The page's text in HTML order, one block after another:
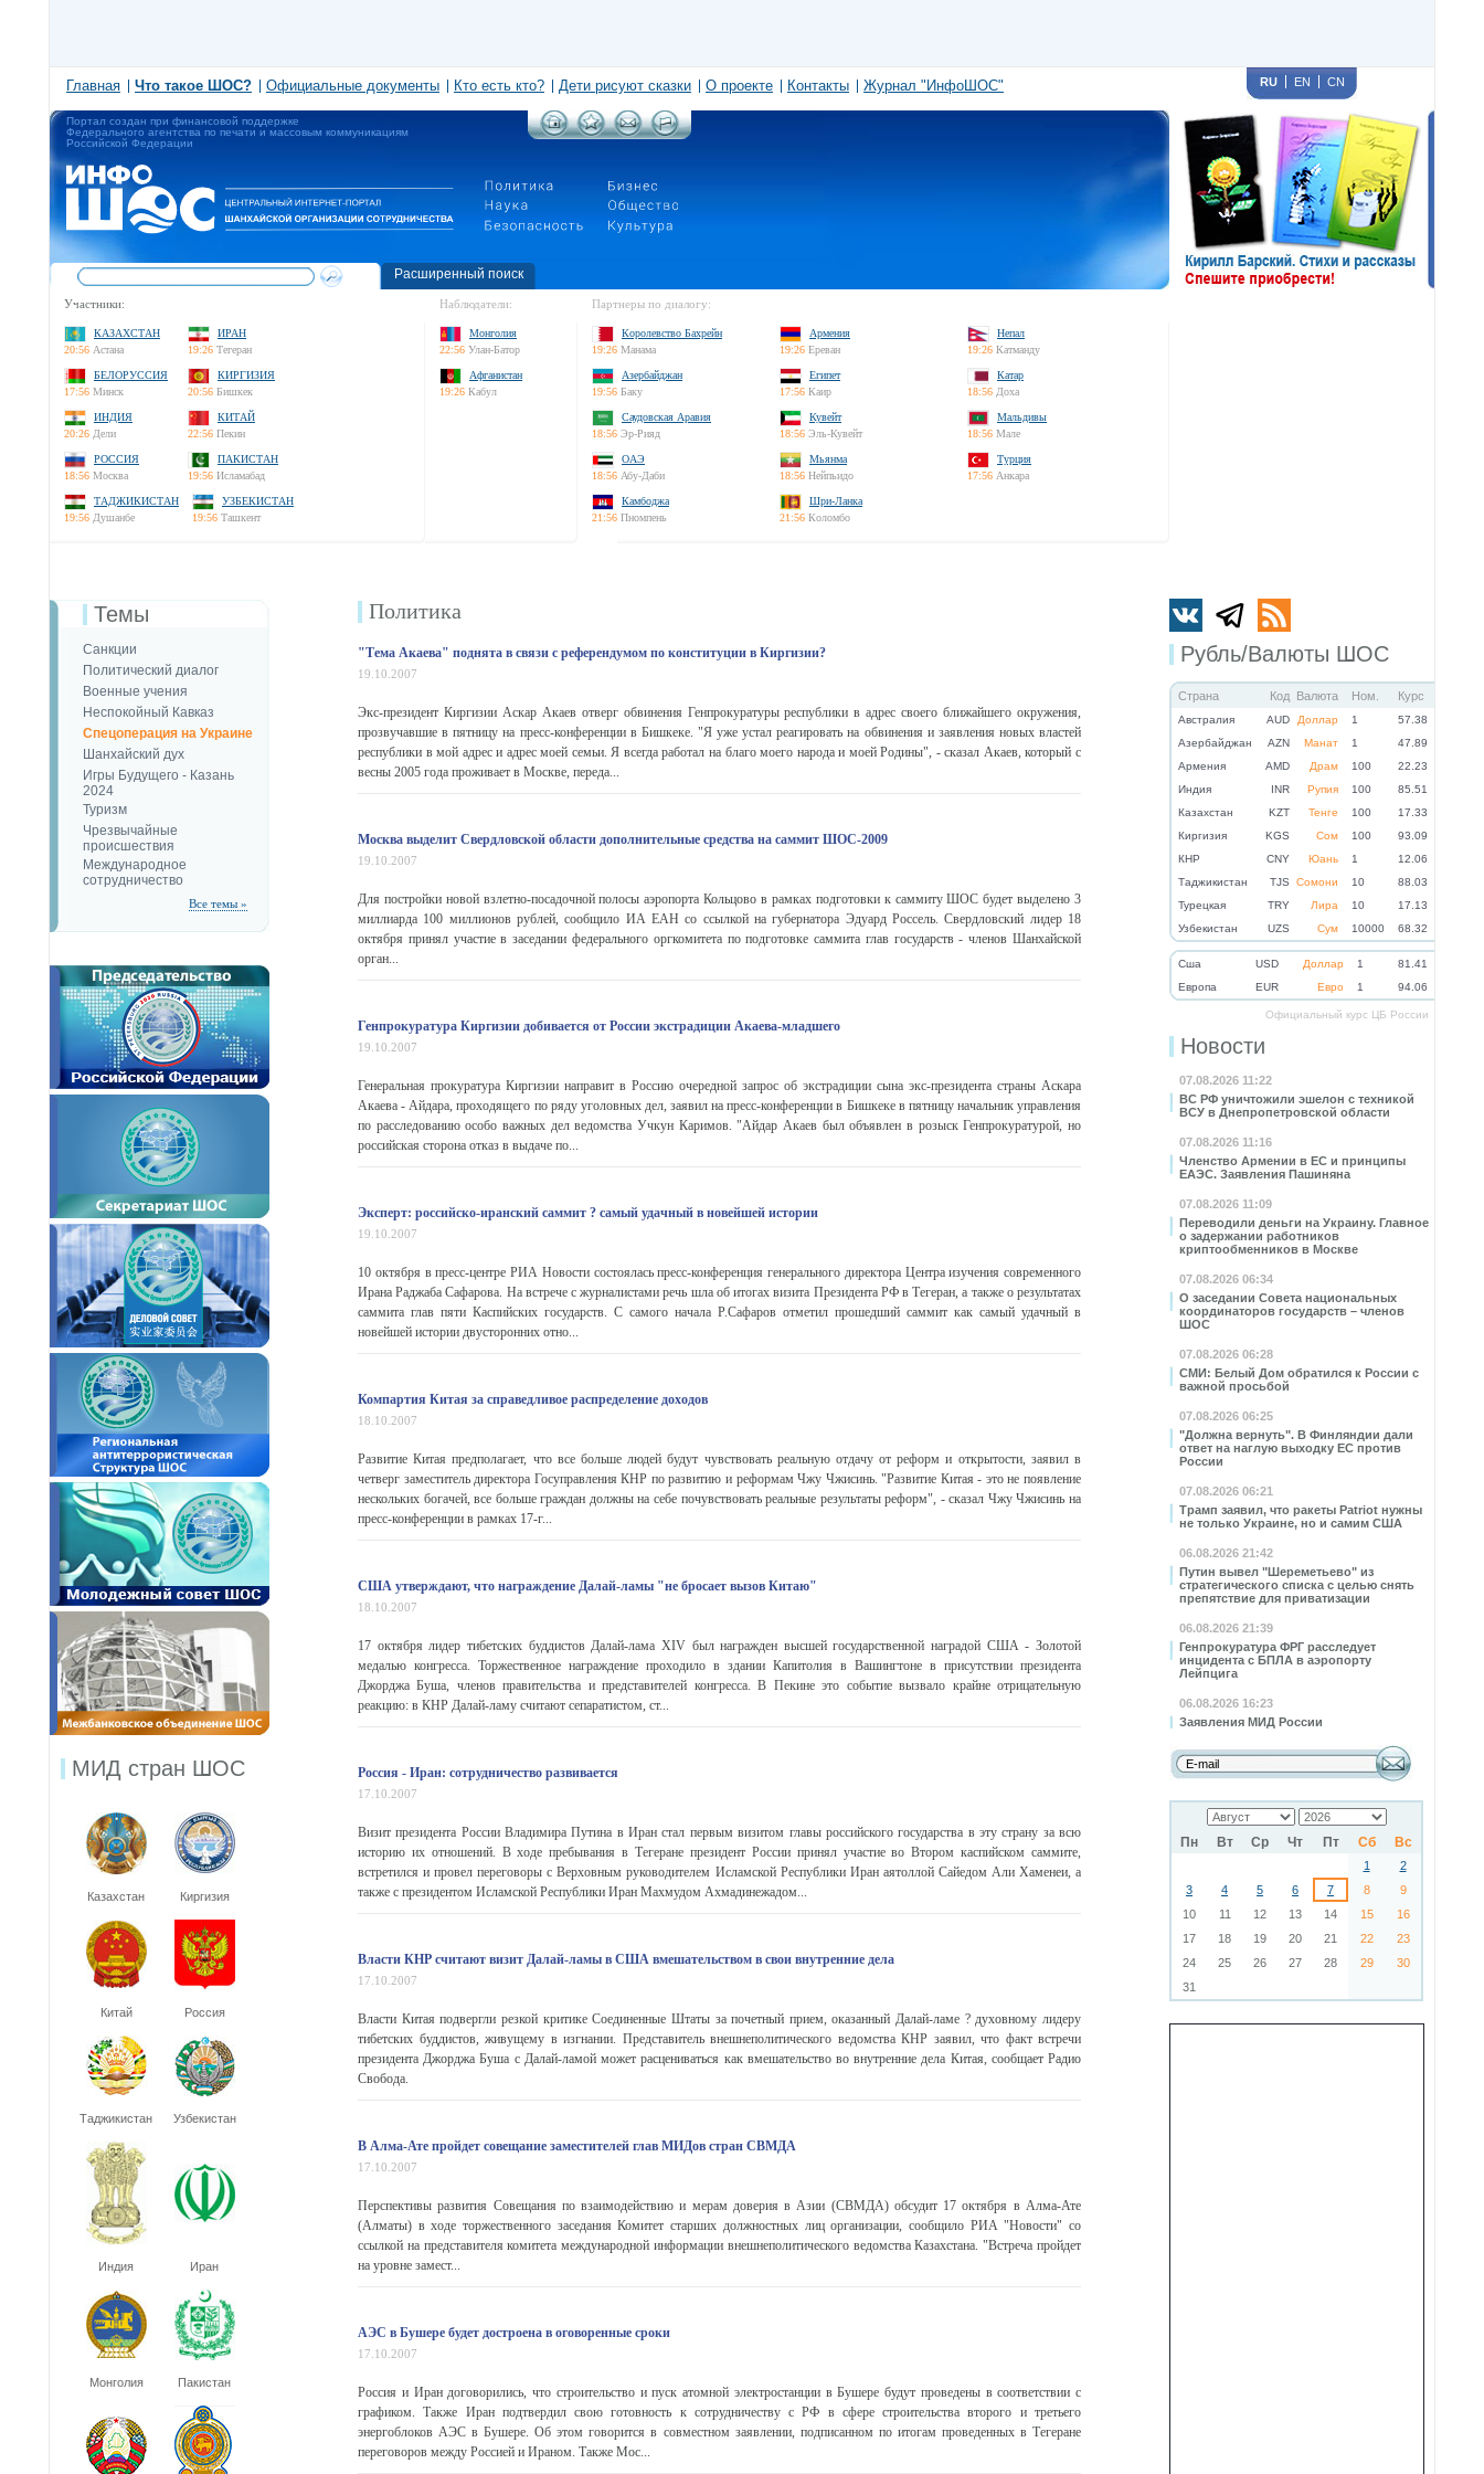
Главная Что такое ШОС? Официальные документы Кто есть кто? Дети рисуют сказки О проекте Контакты Журнал "ИнфоШОС" RU EN CN
Портал создан при финансовой поддержке
Федерального агентства по печати и массовым коммуникациям
Российской Федерации
Расширенный поиск
Участники:
КАЗАХСТАН
20:56 Астана
ИРАН
19:26 Тегеран
БЕЛОРУССИЯ
17:56 Минск
КИРГИЗИЯ
20:56 Бишкек
ИНДИЯ
20:26 Дели
КИТАЙ
22:56 Пекин
РОССИЯ
18:56 Москва
ПАКИСТАН
19:56 Исламабад
ТАДЖИКИСТАН
19:56 Душанбе
УЗБЕКИСТАН
19:56 Ташкент
Наблюдатели:
Монголия
22:56 Улан-Батор
Афганистан
19:26 Кабул
Партнеры по диалогу:
Королевство Бахрейн
19:26 Манама
Армения
19:26 Ереван
Непал
19:26 Катманду
Азербайджан
19:56 Баку
Египет
17:56 Каир
Катар
18:56 Доха
Саудовская Аравия
18:56 Эр-Рияд
Кувейт
18:56 Эль-Кувейт
Мальдивы
18:56 Мале
ОАЭ
18:56 Абу-Даби
Мьянма
18:56 Нейпьидо
Турция
17:56 Анкара
Камбоджа
21:56 Пномпень
Шри-Ланка
21:56 Коломбо
Рубль/Валюты ШОС
Страна Код Валюта Ном. Курс
Австралия AUD Доллар 1
57.38
Азербайджан
AZN Манат 1
47.89
Армения
AMD Драм 100
22.23
Индия
INR Рупия 100
85.51
Казахстан
KZT Тенге 100
17.33
Киргизия
KGS Сом 100
93.09
КНР
CNY Юань 1
12.06
Таджикистан
TJS Сомони 10
88.03
Турецкая
TRY Лира 10
17.13
Узбекистан
UZS Сум 10000 68.32
Cша USD Доллар 1
81.41
Eвропа
EUR Евро 1 94.06
Официальный курс ЦБ России
Новости
07.08.2026 11:22
ВС РФ уничтожили эшелон с техникой
ВСУ в Днепропетровской области
07.08.2026 11:16
Членство Армении в ЕС и принципы
ЕАЭС. Заявления Пашиняна
07.08.2026 11:09
Переводили деньги на Украину. Главное
о задержании работников
криптообменников в Москве
07.08.2026 06:34
О заседании Совета национальных
координаторов государств – членов
ШОС
07.08.2026 06:28
СМИ: Белый Дом обратился к России с
важной просьбой
07.08.2026 06:25
"Должна вернуть". В Финляндии дали
ответ на наглую выходку ЕС против
России
07.08.2026 06:21
Трамп заявил, что ракеты Patriot нужны
не только Украине, но и самим США
06.08.2026 21:42
Путин вывел "Шереметьево" из
стратегического списка с целью снять
препятствие для приватизации
06.08.2026 21:39
Генпрокуратура ФРГ расследует
инцидента с БПЛА в аэропорту
Лейпцига
06.08.2026 16:23
Заявления МИД России
Пн Вт Ср Чт Пт Сб Вс
1
2
3
4 5 6 7 8
9
10
11 12 13 14 15
16
17
18 19 20 21 22
23
24
25 26 27 28 29
30
31
Темы
Санкции
Политический диалог
Военные учения
Неспокойный Кавказ
Спецоперация на Украине
Шанхайский дух
Игры Будущего - Казань
2024
Туризм
Чрезвычайные
происшествия
Международное
сотрудничество
Все темы »
МИД стран ШОС
Казахстан Киргизия
Китай Россия
Таджикистан Узбекистан
Индия Иран
Монголия Пакистан
Политика
"Тема Акаева" поднята в связи с референдумом по конституции в Киргизии?
19.10.2007
Экс-президент Киргизии Аскар Акаев отверг обвинения Генпрокуратуры республики в адрес своего ближайшего окружения,
прозвучавшие в пятницу на пресс-конференции в Бишкеке. "Я уже устал реагировать на обвинения и заявления новых властей
республики в мой адрес и адрес моей семьи. Я всегда работал на благо моего народа и моей Родины", - сказал Акаев, который с
весны 2005 года проживает в Москве, переда...
Москва выделит Свердловской области дополнительные средства на саммит ШОС-2009
19.10.2007
Для постройки новой взлетно-посадочной полосы аэропорта Кольцово в рамках подготовки к саммиту ШОС будет выделено 3
миллиарда 100 миллионов рублей, сообщило ИА ЕАН со ссылкой на губернатора Эдуард Россель. Свердловский лидер 18
октября принял участие в заседании федерального оргкомитета по подготовке саммита глав государств - членов Шанхайской
орган...
Генпрокуратура Киргизии добивается от России экстрадиции Акаева-младшего
19.10.2007
Генеральная прокуратура Киргизии направит в Россию очередной запрос об экстрадиции сына экс-президента страны Аскара
Акаева - Айдара, проходящего по ряду уголовных дел, заявил на пресс-конференции в Бишкеке в пятницу начальник управления
по расследованию особо важных дел ведомства Учкун Каримов. "Айдар Акаев был объявлен в розыск Генпрокуратурой, но
российская сторона отказ в выдаче по...
Эксперт: российско-иранский саммит ? самый удачный в новейшей истории
19.10.2007
10 октября в пресс-центре РИА Новости состоялась пресс-конференция генерального директора Центра изучения современного
Ирана Раджаба Сафарова. На встрече с журналистами речь шла об итогах визита Президента РФ в Тегеран, а также о результатах
саммита глав пяти Каспийских государств. С самого начала Р.Сафаров отметил прошедший саммит как самый удачный в
новейшей истории двусторонних отно...
Компартия Китая за справедливое распределение доходов
18.10.2007
Развитие Китая предполагает, что все больше людей будут чувствовать реальную отдачу от реформ и открытости, заявил в
четверг заместитель директора Госуправления КНР по развитию и реформам Чжу Чжисинь. "Развитие Китая - это не появление
нескольких богачей, все больше граждан должны на себе почувствовать реальные результаты реформ", - сказал Чжу Чжисинь на
пресс-конференции в рамках 17-г...
США утверждают, что награждение Далай-ламы "не бросает вызов Китаю"
18.10.2007
17 октября лидер тибетских буддистов Далай-лама XIV был награжден высшей государственной наградой США - Золотой
медалью конгресса. Торжественное награждение проходило в здании Капитолия в Вашингтоне в присутствии президента
Джорджа Буша, членов правительства и представителей конгресса. В Пекине это событие вызвало крайне отрицательную
реакцию: в КНР Далай-ламу считают сепаратистом, ст...
Россия - Иран: сотрудничество развивается
17.10.2007
Визит президента России Владимира Путина в Иран стал первым визитом главы российского государства в эту страну за всю
историю их отношений. В ходе пребывания в Тегеране президент России принял участие во Втором каспийском саммите,
встретился и провел переговоры с Верховным руководителем Исламской Республики Иран аятоллой Сайедом Али Хаменеи, а
также с президентом Исламской Республики Иран Махмудом Ахмадинежадом...
Власти КНР считают визит Далай-ламы в США вмешательством в свои внутренние дела
17.10.2007
Власти Китая подвергли резкой критике Соединенные Штаты за почетный прием, оказанный Далай-ламе ? духовному лидеру
тибетских буддистов, живущему в изгнании. Представитель внешнеполитического ведомства КНР заявил, что факт встречи
президента Джорджа Буша с Далай-ламой может расцениваться как вмешательство во внутренние дела Китая, сообщает Радио
Свобода.
В Алма-Ате пройдет совещание заместителей глав МИДов стран СВМДА
17.10.2007
Перспективы развития Совещания по взаимодействию и мерам доверия в Азии (СВМДА) обсудит 17 октября в Алма-Ате
(Алматы) в ходе торжественного заседания Комитет старших должностных лиц организации, сообщило РИА "Новости" со
ссылкой на представителя комитета международной информации внешнеполитического ведомства Казахстана. "Встреча пройдет
на уровне замест...
АЭС в Бушере будет достроена в оговоренные сроки
17.10.2007
Россия и Иран договорились, что строительство и пуск атомной электростанции в Бушере будут проведены в соответствии с
графиком. Также Иран подтвердил свою готовность к сотрудничеству с РФ в сфере строительства второго и третьего
энергоблоков АЭС в Бушере. Об этом говорится в совместном заявлении, подписанном по итогам проведенных в Тегеране
переговоров между Россией и Ираном. Также Мос...